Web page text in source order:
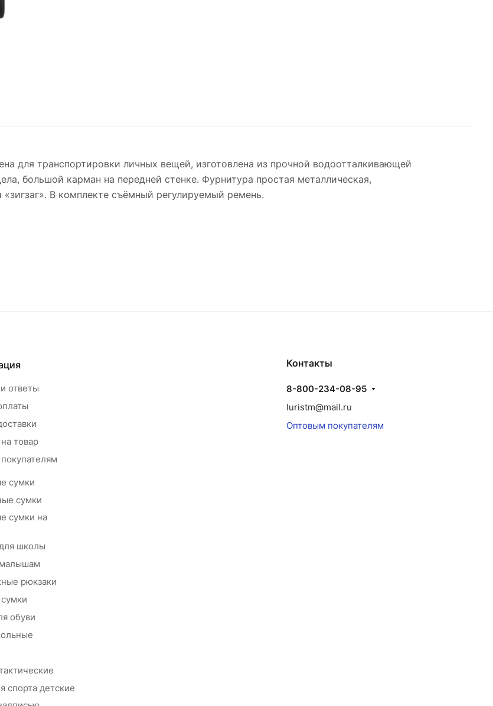
для транспортировки личных вещей, изготовлена из прочной водоотталкивающей
большой карман на передней стенке. Фурнитура простая металлическая,
В комплекте съёмный регулируемый ремень.
ответы
товар
сумки
сумки
сумки на
школы
рюкзаки
обуви
спорта детские
Контакты
8-800-234-08-95
luristm@mail.ru
Оптовым покупателям